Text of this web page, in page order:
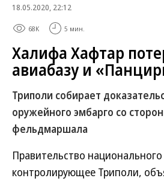
18.05.2020, 22:12
68K 5 мин.
Халифа Хафтар
авиабазу и
Триполи собирает
оружейного эмбарго со
фельдмаршала
Правительство
контролирующее Триполи,